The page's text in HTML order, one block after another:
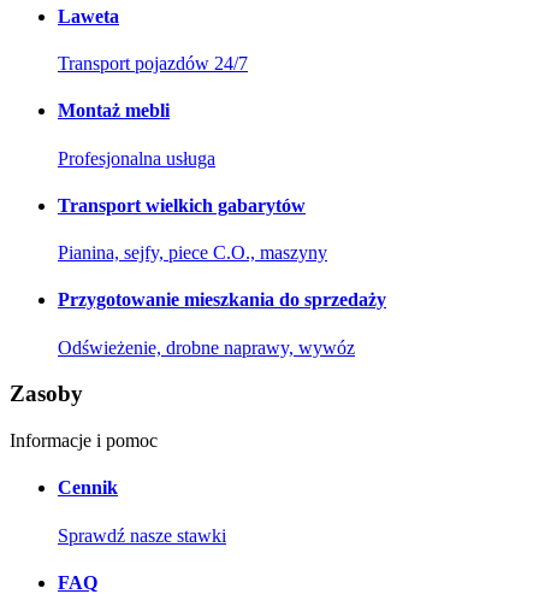
Laweta
Transport pojazdów 24/7
Montaż mebli
Profesjonalna usługa
Transport wielkich gabarytów
Pianina, sejfy, piece C.O., maszyny
Przygotowanie mieszkania do sprzedaży
Odświeżenie, drobne naprawy, wywóz
Zasoby
Informacje i pomoc
Cennik
Sprawdź nasze stawki
FAQ